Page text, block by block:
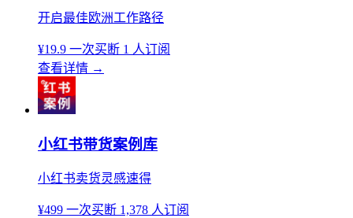
开启最佳欧洲工作路径
¥19.9 一次买断 1 人订阅
查看详情 →
小红书带货案例库
小红书卖货灵感速得
¥499 一次买断 1,378 人订阅